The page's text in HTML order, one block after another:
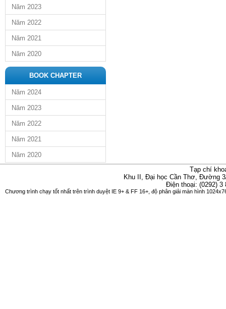
Năm 2023
Năm 2022
Năm 2021
Năm 2020
BOOK CHAPTER
Năm 2024
Năm 2023
Năm 2022
Năm 2021
Năm 2020
Tạp chí
Khu II, Đại học Cần Thơ, Đường
Điện thoại: (0292)
Chương trình chạy tốt nhất trên trình duyệt IE 9+ & FF 16+, độ phân giải màn hình